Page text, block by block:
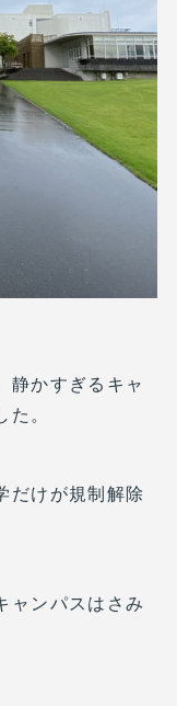
静かすぎるキャ
。
だけが規制解除
ャンパスはさみ